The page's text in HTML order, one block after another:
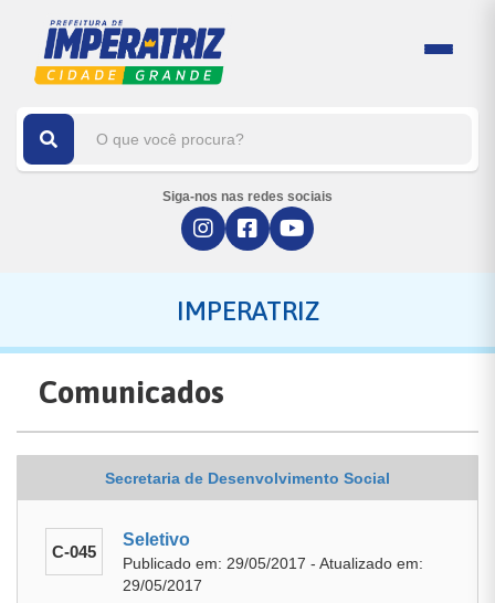
Siga-nos nas redes sociais
IMPERATRIZ
Comunicados
Secretaria de Desenvolvimento Social
C-045
Seletivo
Publicado em: 29/05/2017 - Atualizado em:
29/05/2017